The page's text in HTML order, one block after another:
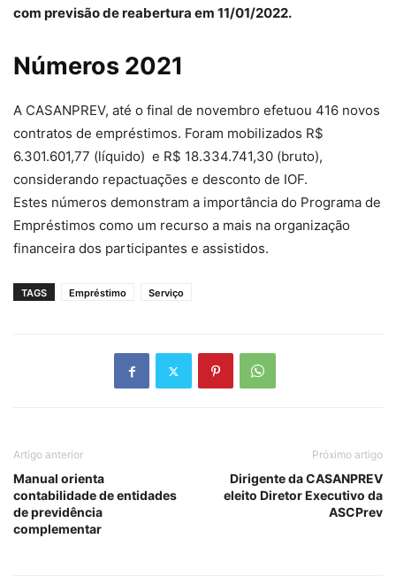
com previsão de reabertura em 11/01/2022.
Números 2021
A CASANPREV, até o final de novembro efetuou 416 novos
contratos de empréstimos. Foram mobilizados R$
6.301.601,77 (líquido) e R$ 18.334.741,30 (bruto),
considerando repactuações e desconto de IOF.
Estes números demonstram a importância do Programa de
Empréstimos como um recurso a mais na organização
financeira dos participantes e assistidos.
TAGS Empréstimo Serviço
Artigo anterior
Manual orienta
contabilidade de entidades
de previdência
complementar
Próximo artigo
Dirigente da CASANPREV
eleito Diretor Executivo da
ASCPrev